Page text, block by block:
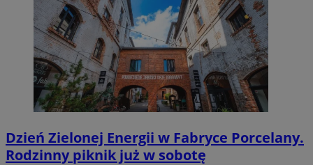
Dzień Zielonej Energii w Fabryce Porcelany.
Rodzinny piknik już w sobotę